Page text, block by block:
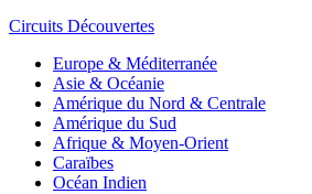
Circuits Découvertes
Europe & Méditerranée
Asie & Océanie
Amérique du Nord & Centrale
Amérique du Sud
Afrique & Moyen-Orient
Caraïbes
Océan Indien